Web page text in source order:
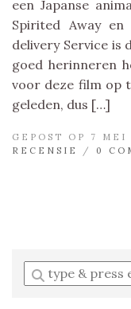
een Japanse
Spirited Away en
delivery Service is
goed herinneren
voor deze film op
geleden, dus […]
GEPOST OP 7 MEI
RECENSIE
/ 0
Enter
a